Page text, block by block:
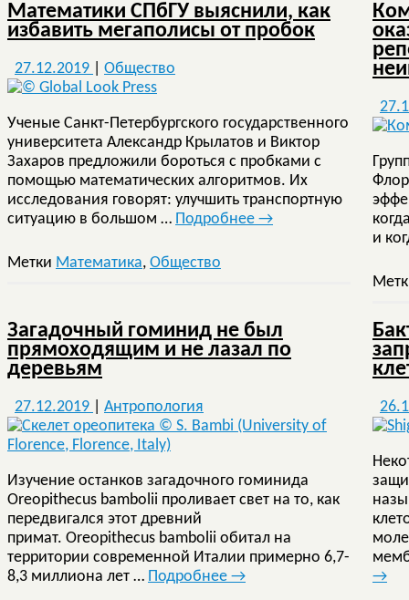
Математики СПбГУ выяснили, как
избавить мегаполисы от пробок
27.12.2019 Общество
Ученые Санкт-Петербургского государственного
университета Александр Крылатов и Виктор
Захаров предложили бороться с пробками с
помощью математических алгоритмов. Их
исследования говорят: улучшить транспортную
ситуацию в большом … Подробнее →
Метки Математика, Общество
и
Загадочный гоминид не был
прямоходящим и не лазал по
деревьям
27.12.2019 Антропология
Изучение останков загадочного гоминида
Oreopithecus bambolii проливает свет на то, как
передвигался этот древний
примат. Oreopithecus bambolii обитал на
территории современной Италии примерно 6,7-
8,3 миллиона лет … Подробнее →
→